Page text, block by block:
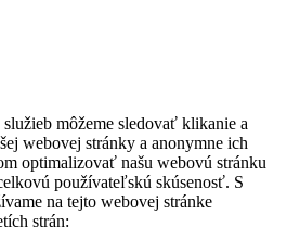
môžeme sledovať klikanie a
webovej stránky a anonymne ich
optimalizovať našu webovú stránku
používateľskú skúsenosť. S
na tejto webovej stránke
strán: